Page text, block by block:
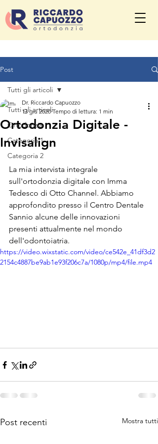
Post
Tutti gli articoli
Ortodonzia
Categoria 1
Categoria 2
Tutti gli articoli
Ortodonzia Digitale -
Invisalign
Dr. Riccardo Capuozzo
13 giu 2020 Tempo di lettura: 1 min
La mia intervista integrale
sull'ortodonzia digitale con Imma
Tedesco di Otto Channel. Abbiamo
approfondito presso il Centro Dentale
Sannio alcune delle innovazioni
presenti attualmente nel mondo
dell'odontoiatria.
https://video.wixstatic.com/video/ce542e_41df3d2
2154c4887be9ab1e93f206c7a/1080p/mp4/file.mp4
Post recenti Mostra tutti